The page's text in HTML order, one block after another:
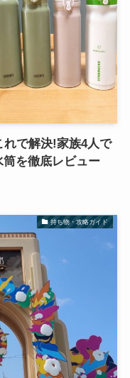
れで解決!家族4人で
を徹底レビュー
持ち物・攻略ガイド